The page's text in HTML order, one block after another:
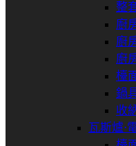
整
廚
廚
廚
檯
鍋
收
瓦斯爐⋅